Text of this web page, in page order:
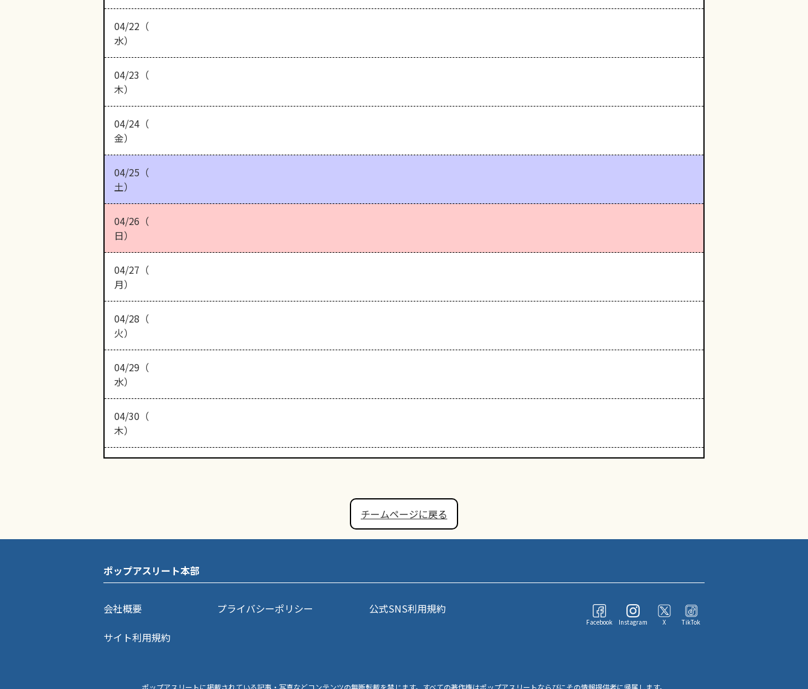
04/22（
水）
04/23（
木）
04/24（
金）
04/25（
土）
04/26（
日）
04/27（
月）
04/28（
火）
04/29（
水）
04/30（
木）
チームページに戻る
ポップアスリート本部
会社概要 プライバシーポリシー
公式SNS利用規約
サイト利用規約
Facebook Instagram X TikTok